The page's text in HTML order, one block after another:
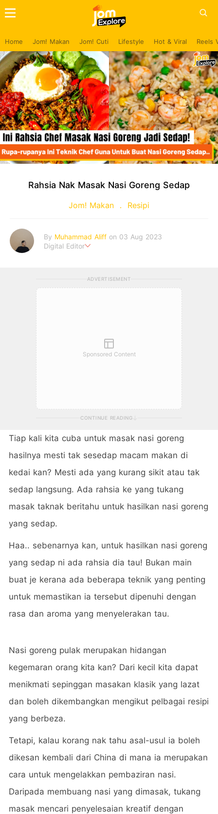
Home Jom! Makan Jom! Cuti Lifestyle Hot & Viral Reels
Rahsia Nak Masak Nasi Goreng Sedap
Jom! Makan Resipi
By Muhammad Aliff on 03 Aug 2023
Digital Editor
ADVERTISEMENT
Sponsored Content
CONTINUE READING
Tiap kali kita cuba untuk masak nasi goreng
hasilnya mesti tak sesedap macam makan di
kedai kan? Mesti ada yang kurang sikit atau tak
sedap langsung. Ada rahsia ke yang tukang
masak taknak beritahu untuk hasilkan nasi goreng
yang sedap.
Haa.. sebenarnya kan, untuk hasilkan nasi goreng
yang sedap ni ada rahsia dia tau! Bukan main
buat je kerana ada beberapa teknik yang penting
untuk memastikan ia tersebut dipenuhi dengan
rasa dan aroma yang menyelerakan tau.
Nasi goreng pulak merupakan hidangan
kegemaran orang kita kan? Dari kecil kita dapat
menikmati sepinggan masakan klasik yang lazat
dan boleh dikembangkan mengikut pelbagai resipi
yang berbeza.
Tetapi, kalau korang nak tahu asal-usul ia boleh
dikesan kembali dari China di mana ia merupakan
cara untuk mengelakkan pembaziran nasi.
Daripada membuang nasi yang dimasak, tukang
masak mencari penyelesaian kreatif dengan